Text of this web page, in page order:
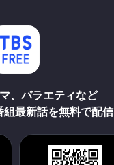
、バラエティなど
組最新話を無料で配信